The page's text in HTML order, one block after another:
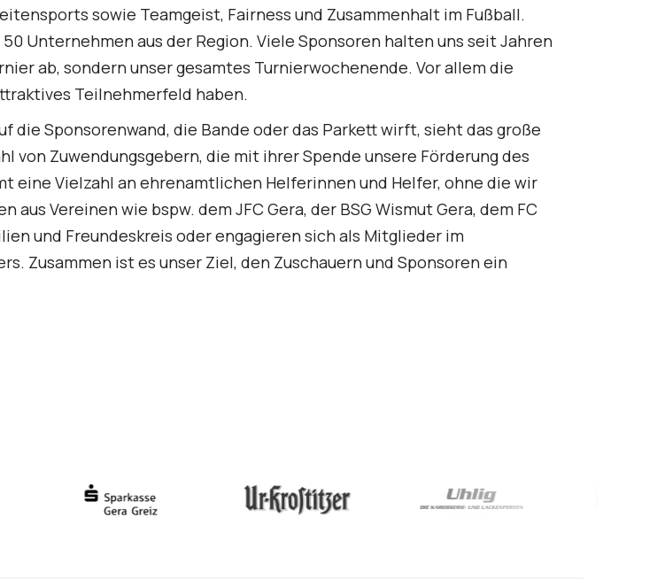
sowie Teamgeist, Fairness und Zusammenhalt im Fußball.
Unternehmen aus der Region. Viele Sponsoren halten uns seit Jahren
ab, sondern unser gesamtes Turnierwochenende. Vor allem die
Teilnehmerfeld haben.
die Sponsorenwand, die Bande oder das Parkett wirft, sieht das große
von Zuwendungsgebern, die mit ihrer Spende unsere Förderung des
eine Vielzahl an ehrenamtlichen Helferinnen und Helfer, ohne die wir
Vereinen wie bspw. dem JFC Gera, der BSG Wismut Gera, dem FC
und Freundeskreis oder engagieren sich als Mitglieder im
Zusammen ist es unser Ziel, den Zuschauern und Sponsoren ein